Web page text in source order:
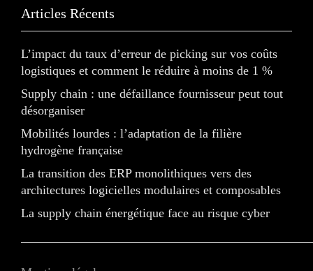
Articles Récents
L’impact du taux d’erreur de picking sur vos coûts
logistiques et comment le réduire à moins de 1 %
Supply chain : une défaillance fournisseur peut tout
désorganiser
Mobilités lourdes : l’adaptation de la filière
hydrogène française
La transition des ERP monolithiques vers des
architectures logicielles modulaires et composables
La supply chain énergétique face au risque cyber